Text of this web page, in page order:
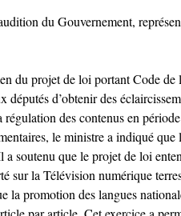
du Gouvernement,
du projet de loi portant Code de
d’obtenir des
des contenus en
le ministre a indiqué que
soutenu que le projet de loi
sur la Télévision numérique
promotion des langues